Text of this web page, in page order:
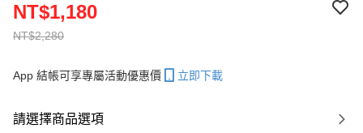
NT$2,280
NT$1,180
App 結帳可享專屬活動優惠價 立即下載
請選擇商品選項